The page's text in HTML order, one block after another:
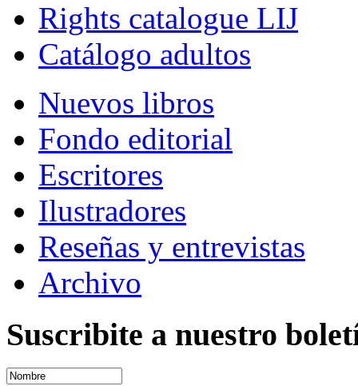
Rights catalogue LIJ
Catálogo adultos
Nuevos libros
Fondo editorial
Escritores
Ilustradores
Reseñas y entrevistas
Archivo
Suscribite a nuestro